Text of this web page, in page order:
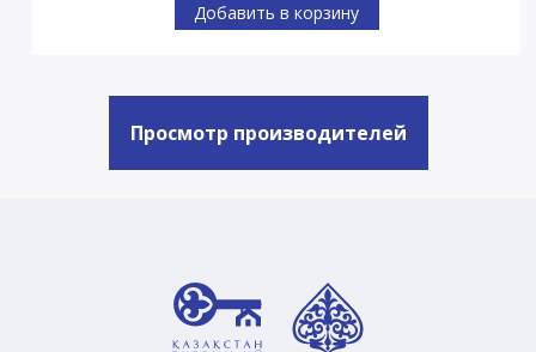
Добавить в корзину
Просмотр производителей